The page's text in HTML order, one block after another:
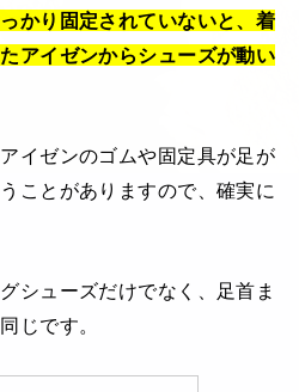
かり固定されていないと、着
アイゼンからシューズが動い
イゼンのゴムや固定具が足が
ことがありますので、確実に
シューズだけでなく、足首ま
じです。